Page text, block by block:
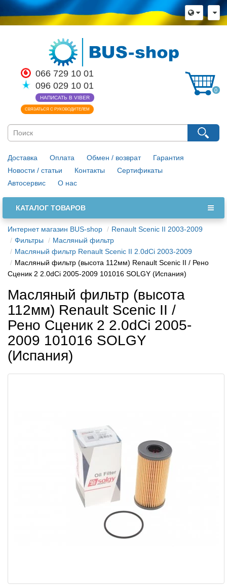
066 729 10 01
096 029 10 01
НАПИСАТЬ В VIBER
СВЯЗАТЬСЯ С РУКОВОДИТЕЛЕМ
0
Доставка Оплата Обмен / возврат
Гарантия
Новости / статьи
Контакты
Сертификаты
Автосервис
О нас
КАТАЛОГ ТОВАРОВ
Интернет магазин BUS-shop
Renault Scenic II 2003-2009
Фильтры
Масляный фильтр
Масляный фильтр Renault Scenic II 2.0dCi 2003-2009
Масляный фильтр (высота 112мм) Renault Scenic II / Рено
Сценик 2 2.0dCi 2005-2009 101016 SOLGY (Испания)
Масляный фильтр (высота
112мм) Renault Scenic II /
Рено Сценик 2 2.0dCi 2005-
2009 101016 SOLGY
(Испания)